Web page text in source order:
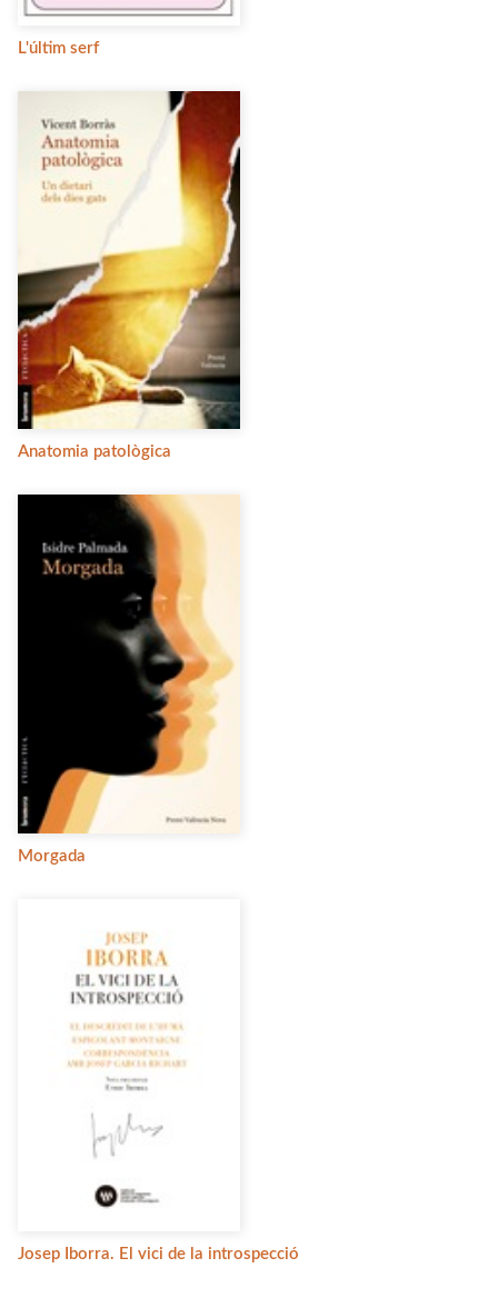
L'últim serf
Anatomia patològica
Morgada
Josep Iborra. El vici de la introspecció